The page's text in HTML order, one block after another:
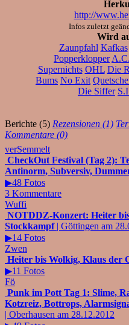
http://
Infos zuletzt
Wird
Zaunpfahl Kafkas
Popperklopper
Supernichts OHL Die
Bums No Exit
Die Siffer
Berichte (5) Rezensionen (1)
Kommentare (0)
verSemmelt
CheckOut Festival (Tag 2):
Antinorm, Subversiv,
▶48 Fotos
3 Kommentare
Wuffi
NOTDDZ-Konzert: Heiter
Stockkampf| Göttingen am
▶14 Fotos
Zwen
Heiter bis Wolkig, Klaus der
▶11 Fotos
Fö
Punk im Pott Tag 1: Slime,
Kotzreiz, Bottrops,
| Oberhausen am 28.12.2012